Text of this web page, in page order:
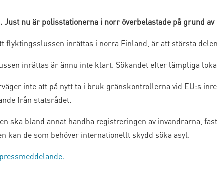
Just nu är polisstationerna i norr överbelastade på grund
flyktingsslussen inrättas i norra Finland, är att största
inrättas är ännu inte klart. Sökandet efter lämpliga
inte att på nytt ta i bruk gränskontrollerna vid EU:s
från statsrådet.
ska bland annat handha registreringen av invandrarna,
kan de som behöver internationellt skydd söka asyl.